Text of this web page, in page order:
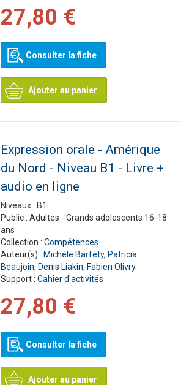
27,80 €
Consulter la fiche
Ajouter au panier
Expression orale - Amérique
du Nord - Niveau B1 - Livre +
audio en ligne
Niveaux : B1
Public : Adultes - Grands adolescents 16-18
ans
Collection : Compétences
Auteur(s) : Michèle Barféty, Patricia
Beaujoin, Denis Liakin, Fabien Olivry
Support : Cahier d'activités
27,80 €
Consulter la fiche
Ajouter au panier